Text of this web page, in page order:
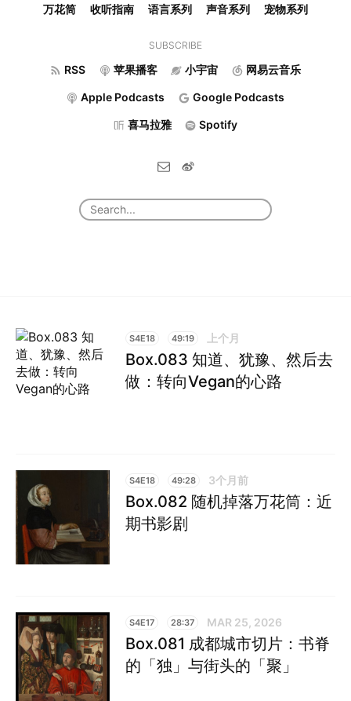
万花筒 收听指南 语言系列 声音系列 宠物系列
SUBSCRIBE
RSS 苹果播客 小宇宙 网易云音乐
Apple Podcasts Google Podcasts
喜马拉雅 Spotify
S4E18 49:19 上个月
Box.083 知道、犹豫、然后去
做：转向Vegan的心路
S4E18 49:28 3个月前
Box.082 随机掉落万花筒：近
期书影剧
S4E17 28:37 MAR 25, 2026
Box.081 成都城市切片：书脊
的「独」与街头的「聚」